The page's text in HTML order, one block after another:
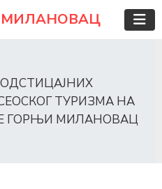
ТУРИЗМА НА
ГОРЊИ МИЛАНОВАЦ